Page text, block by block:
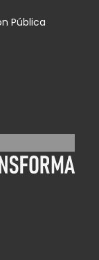
Pública